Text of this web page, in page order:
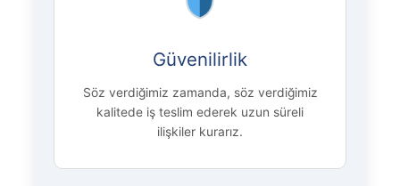
Güvenilirlik
Söz verdiğimiz zamanda, söz verdiğimiz
kalitede iş teslim ederek uzun süreli
ilişkiler kurarız.